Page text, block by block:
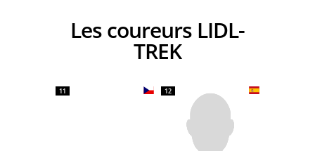
Les coureurs LIDL-
TREK
11 12